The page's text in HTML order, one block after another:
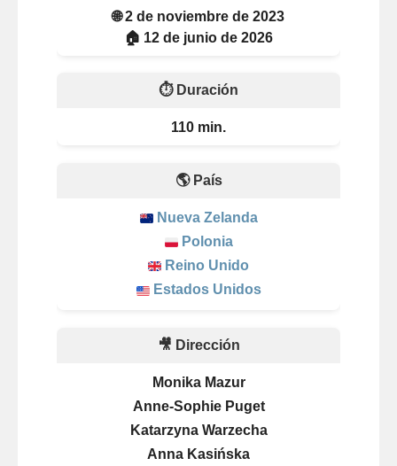
🌐 2 de noviembre de 2023
🏠 12 de junio de 2026
⏱️ Duración
110 min.
🌎 País
Nueva Zelanda
Polonia
Reino Unido
Estados Unidos
🎥 Dirección
Monika Mazur
Anne-Sophie Puget
Katarzyna Warzecha
Anna Kasińska